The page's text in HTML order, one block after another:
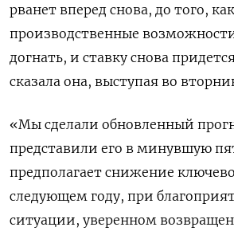
рванет вперед снова, до того, как
производственные
догнать, и ставку снова
сказала она, выступая во
«Мы сделали обновленный
представили его в минувшую
предполагает снижение
следующем году, при
ситуации, уверенном